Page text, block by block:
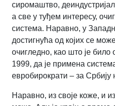
сиромаштво,
а све у туђем интересу,
система. Наравно, у
достигнућа од којих се
очигледно, као што је
1999, да је примена
евробирократи – за Србију
Наравно, из своје коже, и